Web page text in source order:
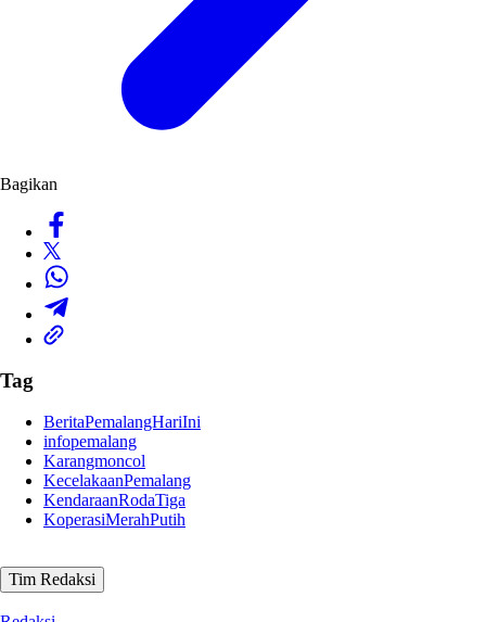
Bagikan
Tag
BeritaPemalangHariIni
infopemalang
Karangmoncol
KecelakaanPemalang
KendaraanRodaTiga
KoperasiMerahPutih
Tim Redaksi